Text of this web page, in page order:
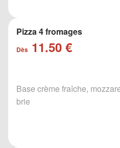
Pizza 4 fromages
Dès 11.50 €
Base crème fraîche,
brie